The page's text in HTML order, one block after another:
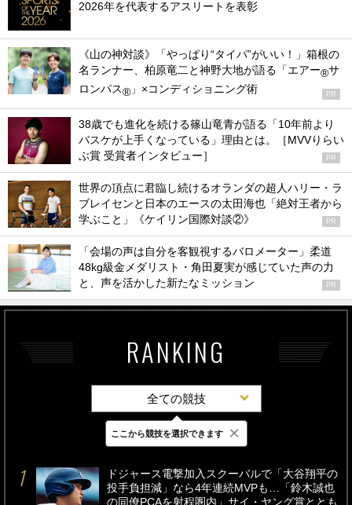
2026年を代表するアスリートを表彰
《山の神対談》「やっぱり“タイパ”がいい！」箱根の
名ランナー、柏原竜二と神野大地が語る「エアー®サ
ロンパス® 」×コンディショニング術 PR
38歳でも進化を続ける篠山竜青が語る「10年前より
バスケが上手くなっている」理由とは。［MVVりらい
ぶ賞 受賞者インタビュー］
PR
世界の頂点に君臨し続けるオランダの超人ハリー・ラ
ブレイセンと日本のエースの太田海也「絶対王者から
学ぶこと」《ケイリン国際対談②》
PR
「会場の声は自分を客観視するバロメーター」柔道
48kg級金メダリスト・角田夏実が感じていた声の力
と、声を活かした新たなミッション
PR
RANKING
全ての競技
最新 24時間 週間
ドジャース電撃加入スクーバルで「大谷翔平の
投手負担減」なら4年連続MVPも…「鈴木誠也
の同僚PCAを射程圏内」サイ・ヤング賞ととも
ここから競技を選択できます ×